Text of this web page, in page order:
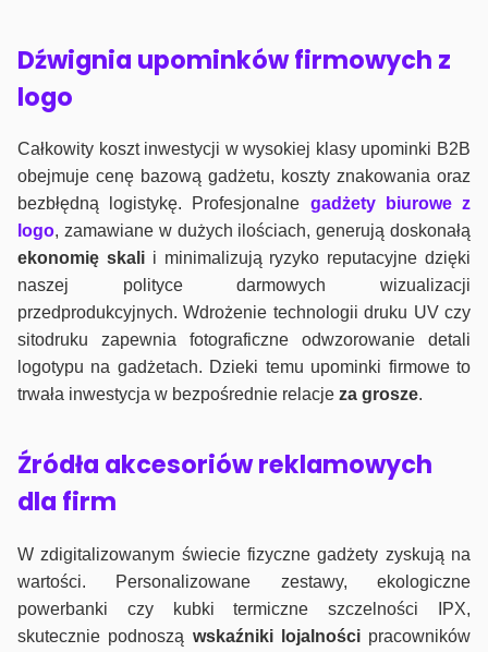
Dźwignia upominków firmowych z
logo
Całkowity koszt inwestycji w wysokiej klasy upominki B2B
obejmuje cenę bazową gadżetu, koszty znakowania oraz
bezbłędną logistykę. Profesjonalne gadżety biurowe z
logo, zamawiane w dużych ilościach, generują doskonałą
ekonomię skalii minimalizują ryzyko reputacyjne dzięki
naszej polityce darmowych wizualizacji
przedprodukcyjnych. Wdrożenie technologii druku UV czy
sitodruku zapewnia fotograficzne odwzorowanie detali
logotypu na gadżetach. Dzieki temu upominki firmowe to
trwała inwestycja w bezpośrednie relacje za grosze.
Źródła akcesoriów reklamowych
dla firm
W zdigitalizowanym świecie fizyczne gadżety zyskują na
wartości. Personalizowane zestawy, ekologiczne
powerbanki czy kubki termiczne szczelności IPX,
skutecznie podnoszą wskaźniki lojalnościpracowników